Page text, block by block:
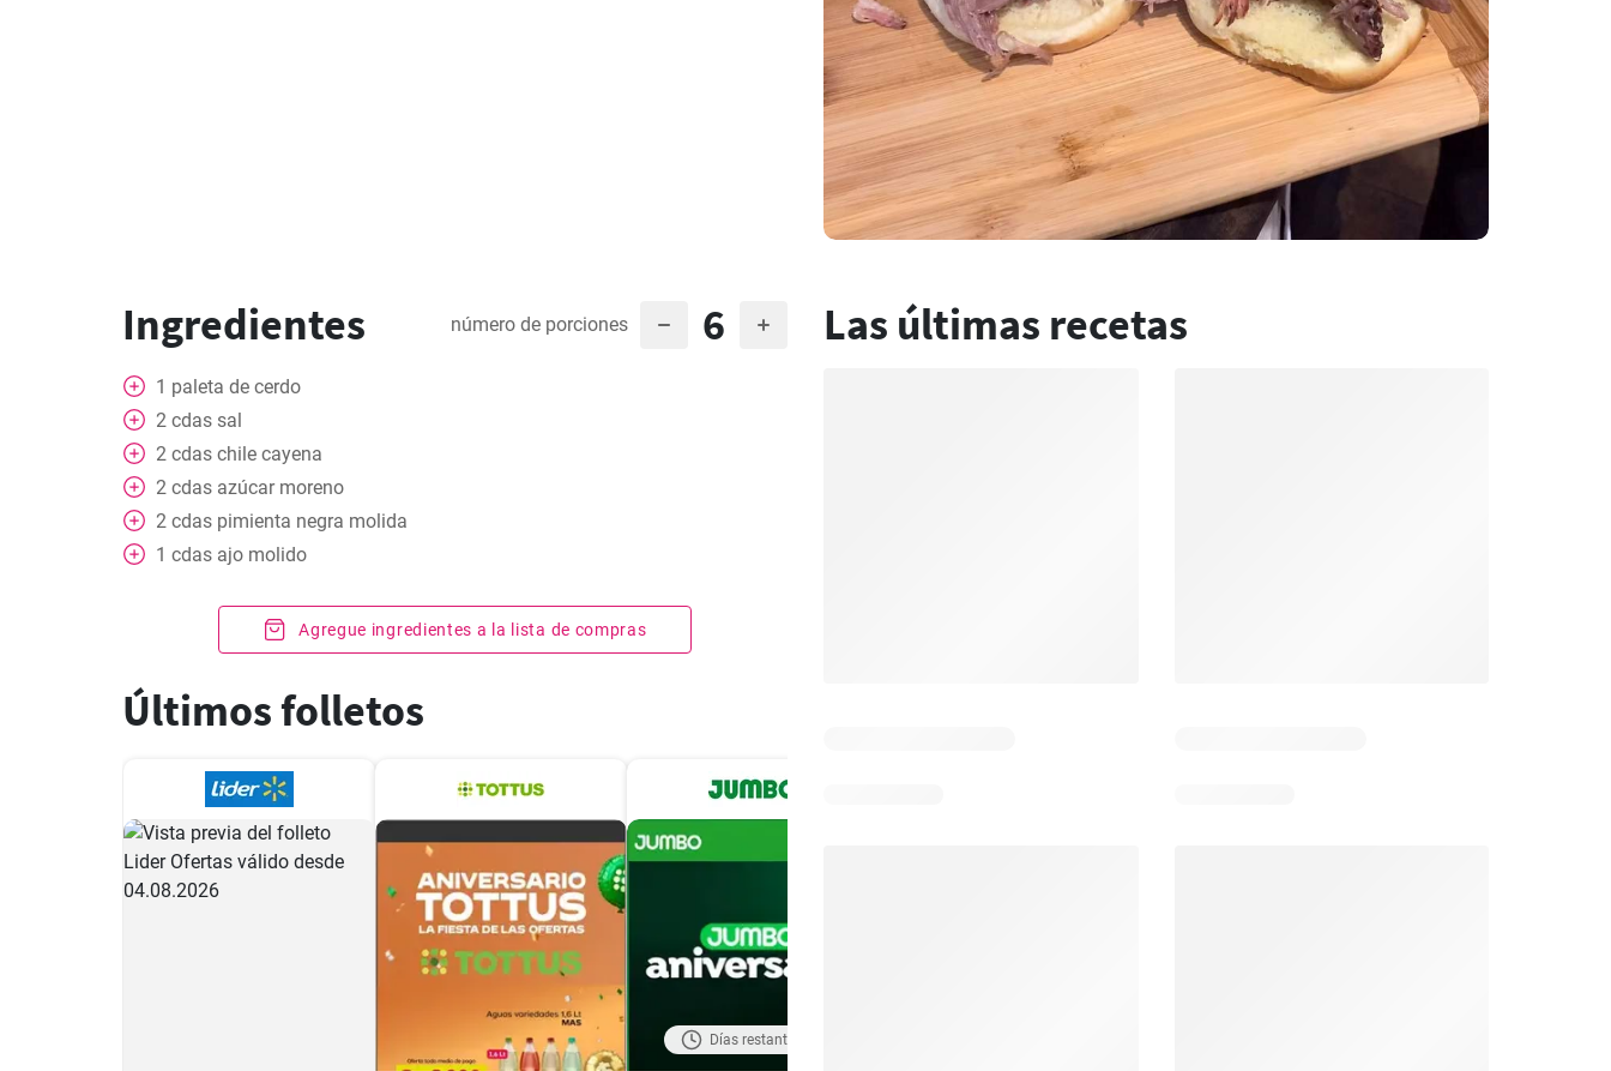
Ingredientes número de porciones 6
1 paleta de cerdo
2 cdas sal
2 cdas chile cayena
2 cdas azúcar moreno
2 cdas pimienta negra molida
1 cdas ajo molido
Agregue ingredientes a la lista de compras
Últimos folletos
Días restantes: 20
Las últimas recetas